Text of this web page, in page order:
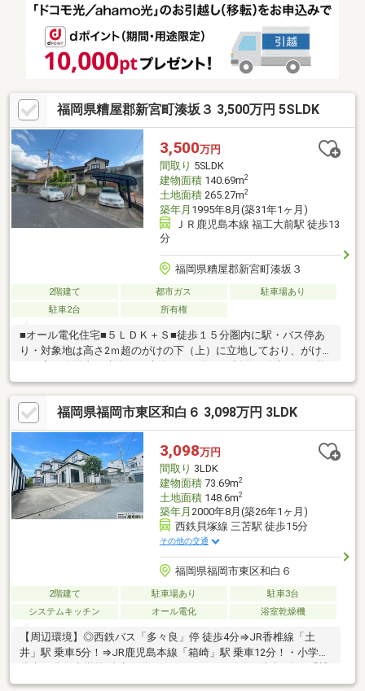
客様に、寄り添ったご提案をさせていただきます。「このエリア
た、漠然としたご相談も大歓迎です♪しつこい電話営業は一切ござ
いませんので、どうぞお気軽にお問合せください♪
福岡県糟屋郡新宮町湊坂３ 3,500万円 5SLDK
3,500万円
間取り 5SLDK
建物面積140.69m2
土地面積265.27m2
築年月 1995年8月(築31年1ヶ月)
ＪＲ鹿児島本線 福工大前駅 徒歩13
分
福岡県糟屋郡新宮町湊坂３
2階建て 都市ガス
駐車場あり
駐車2台
所有権
■オール電化住宅■５ＬＤＫ＋Ｓ■徒歩１５分圏内に駅・バス停あ
り・対象地は高さ2ｍ超のがけの下（上）に立地しており、がけよ
り一定の範囲内に建築（再建築）する際は、制限が発生する可能
性が有ります。・納戸部分は屋根勾配により天井傾斜がありま
す。・湊坂団地管理組合費 9210円/年（税込）・町内会費は不詳
です。【リフォーム内容】・2016年 洗面所クロス貼替・2021
年 １階トイレ交換・浴室交換・2025年 オール電化
キッチンレンジフード交換
福岡県福岡市東区和白６ 3,098万円 3LDK
3,098万円
間取り 3LDK
建物面積73.69m2
土地面積148.6m2
築年月 2000年8月(築26年1ヶ月)
西鉄貝塚線 三苫駅 徒歩15分
その他の交通
福岡県福岡市東区和白６
2階建て 駐車場あり
駐車3台
システムキッチン
オール電化 浴室乾燥機
【周辺環境】◎西鉄バス「多々良」停 徒歩4分⇒JR香椎線「土
井」駅 乗車5分！⇒JR鹿児島本線「箱崎」駅 乗車12分！・小学校
多駅」までバスで1本乗換ナシ☆【物件情報】◆内外装フルリフ